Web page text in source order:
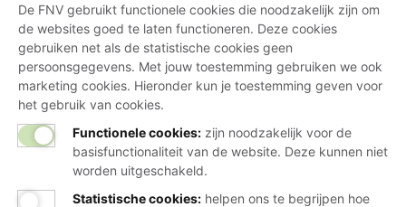
Meld je aan voor onze nieuwsbrief
De FNV gebruikt functionele cookies die noodzakelijk zijn om
de websites goed te laten functioneren. Deze cookies
gebruiken net als de statistische cookies geen
persoonsgegevens. Met jouw toestemming gebruiken we ook
marketing cookies. Hieronder kun je toestemming geven voor
het gebruik van cookies.
Functionele cookies: zijn noodzakelijk voor de
basisfunctionaliteit van de website. Deze kunnen niet
worden uitgeschakeld.
Statistische cookies: helpen ons te begrijpen hoe